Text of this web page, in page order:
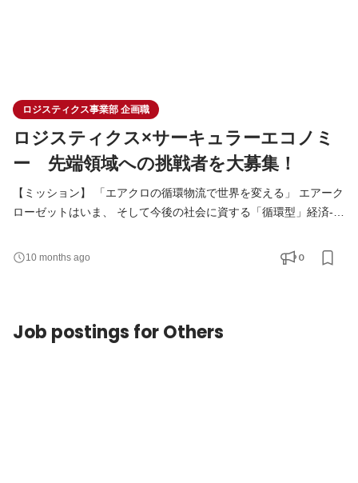
ロジスティクス事業部 企画職
ロジスティクス×サーキュラーエコノミ
ー 先端領域への挑戦者を大募集！
【ミッション】 「エアクロの循環物流で世界を変える」 エアーク
ローゼットはいま、 そして今後の社会に資する「循環型」経済-サ
現に際しては生成AIや自社独自の業務システムの開発・運用も行
っていますが 何よりも、お客様に直接「モノ」をお届けする事業
10 months ago 0
Job postings for Others